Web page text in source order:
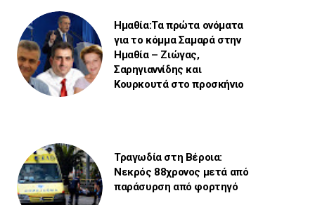
Ημαθία:Τα πρώτα ονόματα
για το κόμμα Σαμαρά στην
Ημαθία – Ζιώγας,
Σαρηγιαννίδης και
Κουρκουτά στο προσκήνιο
Τραγωδία στη Βέροια:
Νεκρός 88χρονος μετά από
παράσυρση από φορτηγό